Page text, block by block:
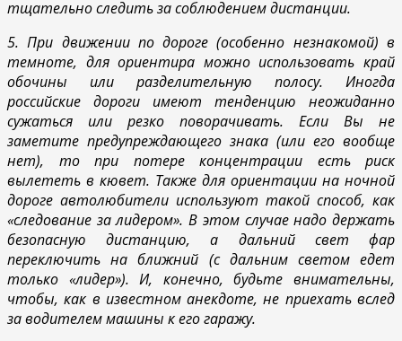
тщательно следить за соблюдением дистанции.
5. При движении по дороге (особенно незнакомой) в
темноте, для ориентира можно использовать край
обочины или разделительную полосу. Иногда
российские дороги имеют тенденцию неожиданно
сужаться или резко поворачивать. Если Вы не
заметите предупреждающего знака (или его вообще
нет), то при потере концентрации есть риск
вылететь в кювет. Также для ориентации на ночной
дороге автолюбители используют такой способ, как
«следование за лидером». В этом случае надо держать
безопасную дистанцию, а дальний свет фар
переключить на ближний (с дальним светом едет
только «лидер»). И, конечно, будьте внимательны,
чтобы, как в известном анекдоте, не приехать вслед
за водителем машины к его гаражу.